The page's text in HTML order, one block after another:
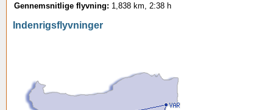
Gennemsnitlige flyvning: 1,838 km, 2:38 h
Indenrigsflyvninger